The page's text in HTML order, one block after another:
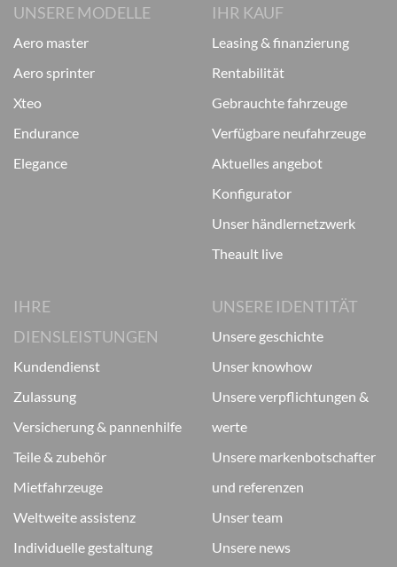
UNSERE MODELLE
aero master
aero sprinter
xteo
endurance
elegance
IHR KAUF
leasing & finanzierung
rentabilität
gebrauchte fahrzeuge
verfügbare neufahrzeuge
aktuelles angebot
konfigurator
unser händlernetzwerk
theault live
IHRE
DIENSLEISTUNGEN
kundendienst
zulassung
versicherung & pannenhilfe
teile & zubehör
mietfahrzeuge
weltweite assistenz
individuelle gestaltung
UNSERE IDENTITÄT
unsere geschichte
unser knowhow
unsere verpflichtungen &
werte
unsere markenbotschafter
und referenzen
unser team
unsere news